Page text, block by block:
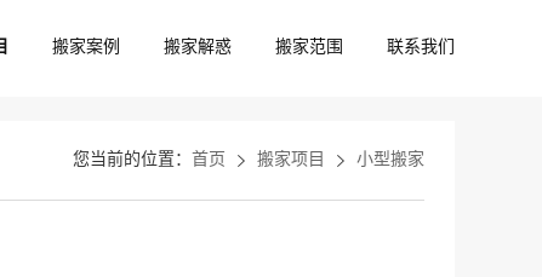
搬家案例 搬家解惑 搬家范围 联系我们
您当前的位置： 首页 搬家项目 小型搬家